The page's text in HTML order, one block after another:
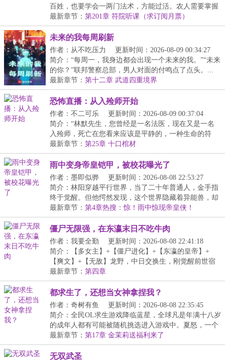
百姓，也要学会一两门法术，方能过活。农人需要掌握
种...
最新章节： 第201章 符院听课（求订阅月票）
未来的我每周刷新
作者：从不吃压力
更新时间：2026-08-09 00:34:27
简介：“每周一，我身边都会出现一个未来的我。”“未来
的你？”联邦警察总部，男人对面的付鸣点了点头。...
最新章节： 第十二章 武道四重境界
恐怖直播：从入殓师开始
作者：不二可乐
更新时间：2026-08-09 00:37:04
简介：“林默先生，您曾经是一名法医，现在又是一名
入殓师，死亡在您看来应该是平静的，一种生命的符
号？...
最新章节： 第25章 十口棺材
雨中变身帝皇铠甲，被校花曝光了
作者：墨即似骅
更新时间：2026-08-08 22:53:27
简介：林阳穿越平行世界，当了二十年普通人，金手指
终于觉醒。但他愕然发现，这个世界隐藏着异能兽，却
没...
最新章节： 第4章热搜：惊！雨中惊现帝皇侠！
僵尸无限强，在东瀛末日不吃牛肉
作者：我要全勤
更新时间：2026-08-08 22:41:18
简介：【多女主】+【僵尸进化】+【东瀛的皇帝】+
【爽文】+【无敌】龙野，中日交换生，刚觉醒前世宿
慧，正...
最新章节： 第四章
都求生了，还想当女神拿捏我？
作者：奇树有鱼
更新时间：2026-08-08 22:35:45
简介：全民OL求生游戏降临蓝星，全球凡是年满十八岁
的成年人都有可能被随机挑选进入游戏中。夏怒，一个
学...
最新章节： 第17章 金茉莉送福利来了
无双武圣